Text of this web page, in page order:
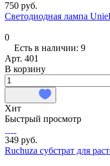
750 руб.
Светодиодная лампа
0
Есть в наличии: 9
Арт. 401
В корзину
Хит
Быстрый просмотр
349 руб.
Ruchuza субстрат для